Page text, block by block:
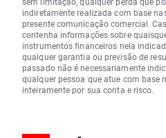
indiretamente realizada com base
presente comunicação comercial.
contenha informações sobre
instrumentos financeiros nela
qualquer garantia ou previsão de
passado não é necessariamente
qualquer pessoa que atue com base
inteiramente por sua conta e risco.